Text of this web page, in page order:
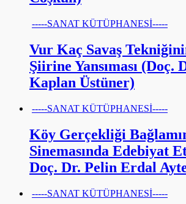
-----SANAT KÜTÜPHANESİ-----
Vur Kaç Savaş
Şiirine Yansıması (Doç.
Kaplan Üstüner)
-----SANAT KÜTÜPHANESİ-----
Köy Gerçekliği
Sinemasında Edebiyat
Doç. Dr. Pelin Erdal
-----SANAT KÜTÜPHANESİ-----